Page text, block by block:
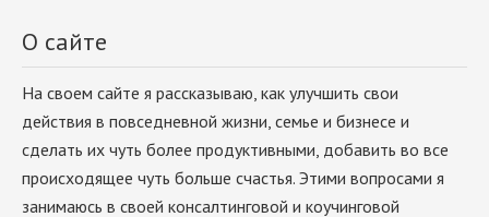
О сайте
На своем сайте я рассказываю, как улучшить свои
действия в повседневной жизни, семье и бизнесе и
сделать их чуть более продуктивными, добавить во все
происходящее чуть больше счастья. Этими вопросами я
занимаюсь в своей консалтинговой и коучинговой